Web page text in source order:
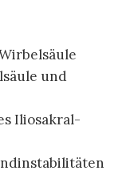
und
Iliosakral-